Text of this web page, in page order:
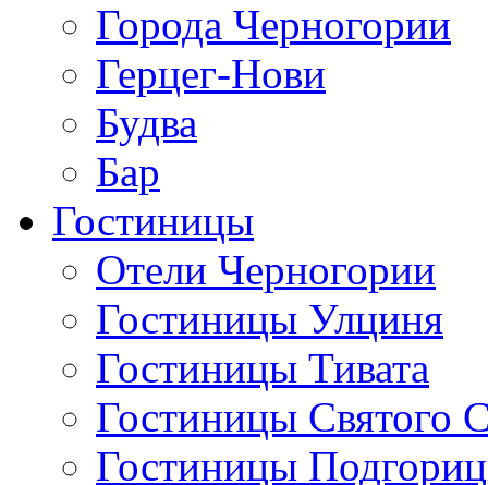
Города Черногории
Герцег-Нови
Будва
Бар
Гостиницы
Отели Черногории
Гостиницы Улциня
Гостиницы Тивата
Гостиницы Святого
Гостиницы